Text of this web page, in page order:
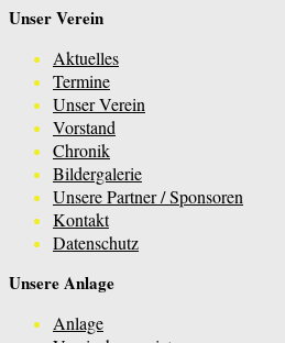
KGV Schöne
Unser Verein
Aktuelles
Termine
Unser Verein
Vorstand
Chronik
Bildergalerie
Unsere Partner / Sponsoren
Kontakt
Datenschutz
Unsere Anlage
Anlage